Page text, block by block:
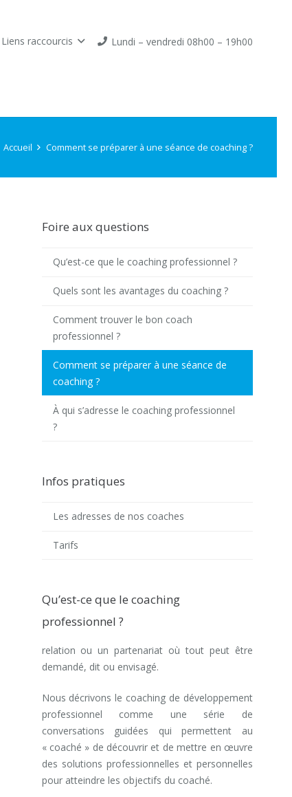
Liens raccourcis Lundi – vendredi 08h00 – 19h00
Accueil Comment se préparer à une séance de coaching ?
Foire aux questions
Qu’est-ce que le coaching professionnel ?
Quels sont les avantages du coaching ?
Comment trouver le bon coach
professionnel ?
Comment se préparer à une séance de
coaching ?
À qui s’adresse le coaching professionnel
?
Infos pratiques
Les adresses de nos coaches
Tarifs
Qu’est-ce que le coaching
professionnel ?
relation ou un partenariat où tout peut être
demandé, dit ou envisagé.
Nous décrivons le coaching de développement
professionnel comme une série de
conversations guidées qui permettent au
« coaché » de découvrir et de mettre en œuvre
des solutions professionnelles et personnelles
pour atteindre les objectifs du coaché.